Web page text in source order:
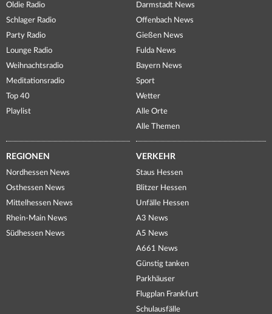
Oldie Radio
Schlager Radio
Party Radio
Lounge Radio
Weihnachtsradio
Meditationsradio
Top 40
Playlist
Darmstadt News
Offenbach News
Gießen News
Fulda News
Bayern News
Sport
Wetter
Alle Orte
Alle Themen
REGIONEN
Nordhessen News
Osthessen News
Mittelhessen News
Rhein-Main News
Südhessen News
VERKEHR
Staus Hessen
Blitzer Hessen
Unfälle Hessen
A3 News
A5 News
A661 News
Günstig tanken
Parkhäuser
Flugplan Frankfurt
Schulausfälle